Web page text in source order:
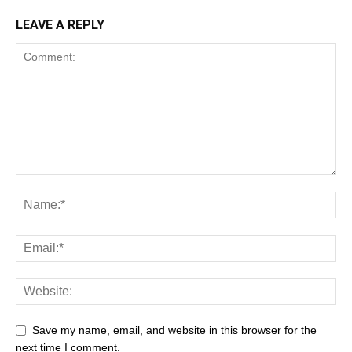
LEAVE A REPLY
Save my name, email, and website in this browser for the
next time I comment.